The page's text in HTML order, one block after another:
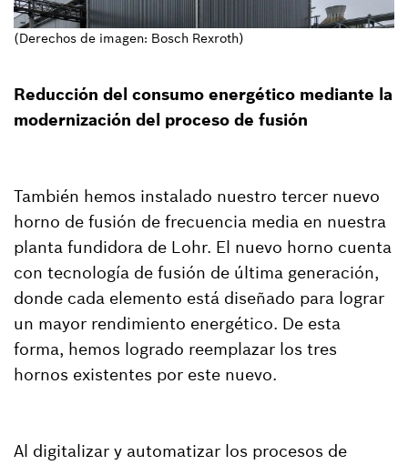
(Derechos de imagen: Bosch Rexroth)
Reducción del consumo energético mediante la
modernización del proceso de fusión
También hemos instalado nuestro tercer nuevo
horno de fusión de frecuencia media en nuestra
planta fundidora de Lohr. El nuevo horno cuenta
con tecnología de fusión de última generación,
donde cada elemento está diseñado para lograr
un mayor rendimiento energético. De esta
forma, hemos logrado reemplazar los tres
hornos existentes por este nuevo.
Al digitalizar y automatizar los procesos de